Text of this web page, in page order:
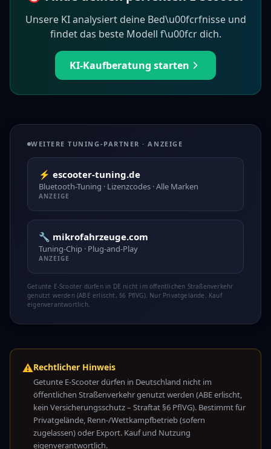
Unsere KI analysiert deine Bed\u00fcrfnisse und
findet das beste Modell f\u00fcr dich.
KI-Kaufberatung starten
WEITERE TUNING-PARTNER · ANZEIGE
⚡ escooter-tuning.de
Bluetooth-Tuning · Lizenzcodes · Alle Marken
ANZEIGE
🔧 mikrofahrzeuge.com
Tuning-Chip · Plug-and-Play
ANZEIGE
Getunte E-Scooter dürfen in DE nicht im öffentlichen Straßenverkehr
genutzt werden (ABE erlischt, §6 PflVG). Nur Privatgelände. Kauf
eigenverantwortlich.
⚠️Rechtlicher Hinweis
Getunte E-Scooter dürfen in Deutschland nicht im
öffentlichen Straßenverkehr genutzt werden (ABE erlischt,
kein Versicherungsschutz – Straftat §6 PflVG). Bestimmt für
Privatgelände, Renn-/Wettkampfbetrieb (sofern
zugelassen) oder Export. Kauf und Nutzung
eigenverantwortlich.